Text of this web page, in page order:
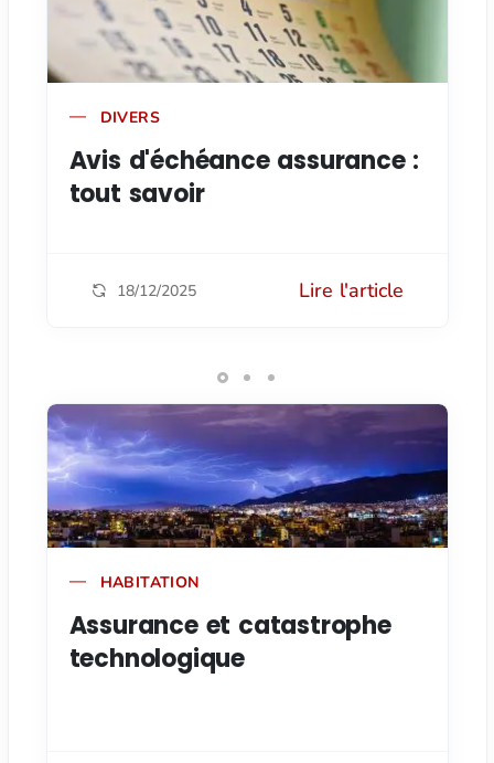
DIVERS
Avis d'échéance assurance :
tout savoir
18/12/2025 Lire l'article
HABITATION
Assurance et catastrophe
technologique